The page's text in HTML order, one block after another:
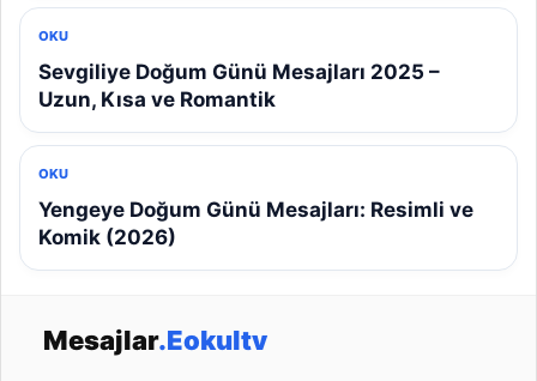
OKU
Sevgiliye Doğum Günü Mesajları 2025 –
Uzun, Kısa ve Romantik
OKU
Yengeye Doğum Günü Mesajları: Resimli ve
Komik (2026)
Mesajlar.Eokultv